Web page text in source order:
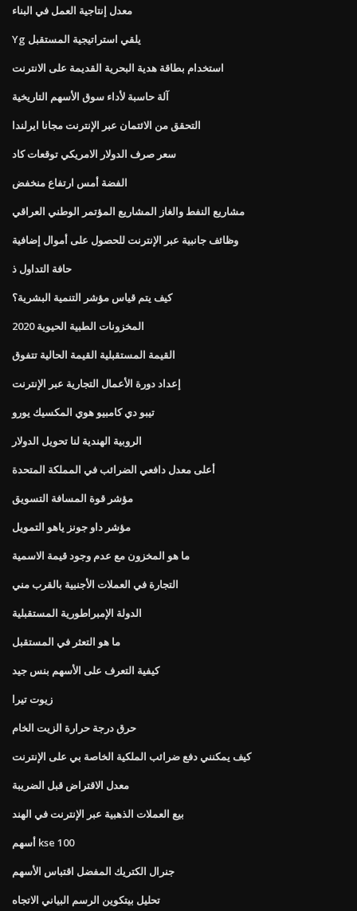
معدل إنتاجية العمل في البناء
Yg يلقي استراتيجية المستقبل
استخدام بطاقة هدية البحرية القديمة على الانترنت
آلة حاسبة لأداء سوق الأسهم التاريخية
التحقق من الائتمان عبر الإنترنت مجانا ايرلندا
سعر صرف الدولار الامريكي توقعات كاد
الفضة أمس ارتفاع منخفض
مشاريع النفط والغاز المشاريع المؤتمر الوطني العراقي
وظائف جانبية عبر الإنترنت للحصول على أموال إضافية
حافة التداول ذ
كيف يتم قياس مؤشر التنمية البشرية؟
المخزونات الطبية الحيوية 2020
القيمة المستقبلية القيمة الحالية تتفوق
إعداد دورة الأعمال التجارية عبر الإنترنت
تيبو دي كامبيو هوي المكسيك يورو
الروبية الهندية لنا تحويل الدولار
أعلى معدل دافعي الضرائب في المملكة المتحدة
مؤشر قوة المسافة التسويق
مؤشر داو جونز ياهو التمويل
ما هو المخزون مع عدم وجود قيمة الاسمية
التجارة في العملات الأجنبية بالقرب مني
الدولة الإمبراطورية المستقبلية
ما هو التعثر في المستقبل
كيفية التعرف على الأسهم بنس جيد
زيوت تيرا
حرق درجة حرارة الزيت الخام
كيف يمكنني دفع ضرائب الملكية الخاصة بي على الإنترنت
معدل الاقتراض قبل الضريبة
بيع العملات الذهبية عبر الإنترنت في الهند
أسهم kse 100
جنرال الكتريك المفضل اقتباس الأسهم
تحليل بيتكوين الرسم البياني الاتجاه